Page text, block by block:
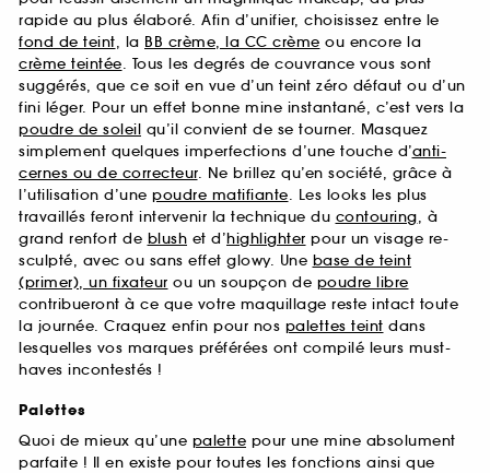
rapide au plus élaboré. Afin d’unifier, choisissez entre le
fond de teint, la BB crème, la CC crème ou encore la
crème teintée. Tous les degrés de couvrance vous sont
suggérés, que ce soit en vue d’un teint zéro défaut ou d’un
fini léger. Pour un effet bonne mine instantané, c’est vers la
poudre de soleil qu’il convient de se tourner. Masquez
simplement quelques imperfections d’une touche d’anti-
cernes ou de correcteur. Ne brillez qu’en société, grâce à
l’utilisation d’une poudre matifiante. Les looks les plus
travaillés feront intervenir la technique du contouring, à
grand renfort de blush et d’highlighter pour un visage re-
sculpté, avec ou sans effet glowy. Une base de teint
(primer), un fixateur ou un soupçon de poudre libre
contribueront à ce que votre maquillage reste intact toute
la journée. Craquez enfin pour nos palettes teint dans
lesquelles vos marques préférées ont compilé leurs must-
haves incontestés !
Palettes
Quoi de mieux qu’une palette pour une mine absolument
parfaite ! Il en existe pour toutes les fonctions ainsi que